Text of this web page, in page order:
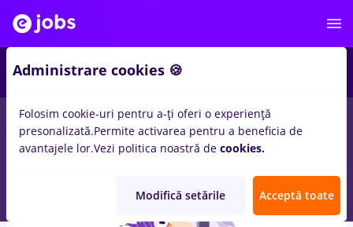
locuri de muncazidari, Part timein Strainatate
Telecom
Administrare cookies 🍪
Folosim cookie-uri pentru a-ți oferi o experiență
presonalizată.Permite activarea pentru a beneficia de
avantajele lor.Vezi politica noastră de cookies.
Modifică setările Acceptă toate